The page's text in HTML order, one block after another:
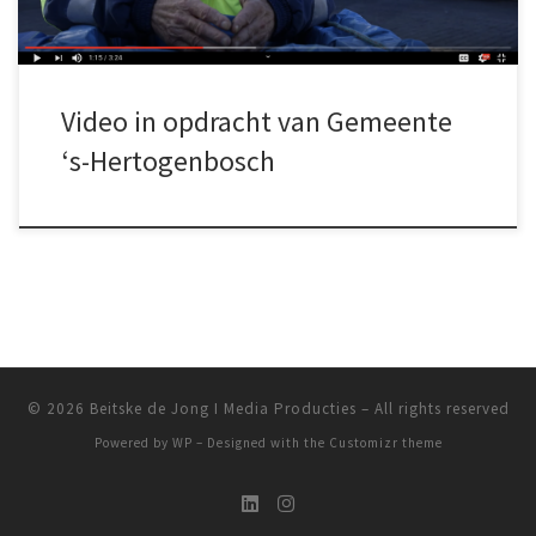
Video in opdracht van Gemeente
‘s-Hertogenbosch
© 2026 Beitske de Jong I Media Producties – All rights reserved
Powered by WP – Designed with the Customizr theme